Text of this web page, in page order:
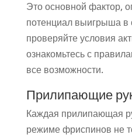
Это основной фактор,
потенциал выигрыша в
проверяйте условия
ознакомьтесь с
все возможности.
Прилипающие
Каждая прилипающая
режиме фриспинов не